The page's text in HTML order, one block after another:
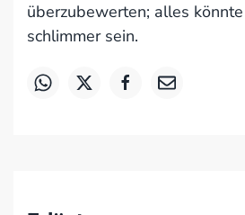
überzubewerten; alles
schlimmer sein.